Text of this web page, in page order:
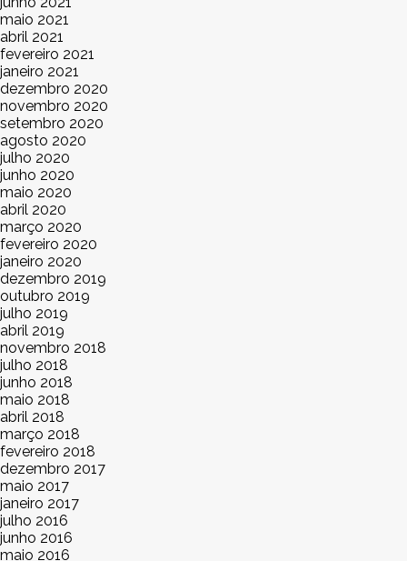
maio 2021
abril 2021
fevereiro 2021
janeiro 2021
dezembro 2020
novembro 2020
setembro 2020
agosto 2020
julho 2020
junho 2020
maio 2020
abril 2020
março 2020
fevereiro 2020
janeiro 2020
dezembro 2019
outubro 2019
julho 2019
abril 2019
novembro 2018
julho 2018
junho 2018
maio 2018
abril 2018
março 2018
fevereiro 2018
dezembro 2017
maio 2017
janeiro 2017
julho 2016
junho 2016
maio 2016